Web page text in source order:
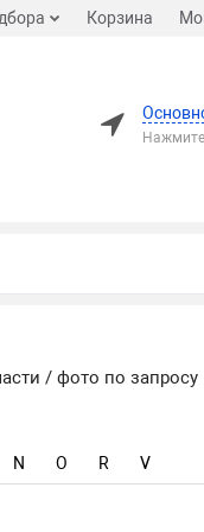
Корзина
/ фото по запросу
N O R V